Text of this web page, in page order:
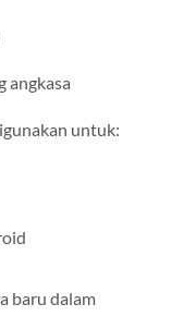
angkasa
untuk:
baru dalam